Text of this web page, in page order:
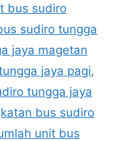
bus sudiro
sudiro tungga
jaya magetan
jaya pagi,
tungga jaya
bus sudiro
unit bus